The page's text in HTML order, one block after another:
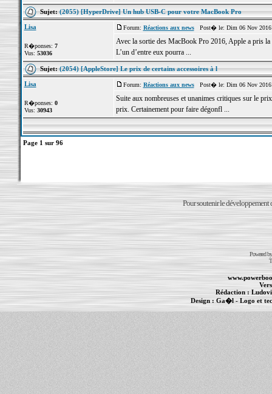
Sujet:(2055) [HyperDrive] Un hub USB-C pour votre MacBook Pro
Lisa
R�ponses: 7
Vus: 53036
Forum: Réactions aux newsPost� le: Dim 06 Nov
Avec la sortie des MacBook Pro 2016, Apple a pris
L’un d’entre eux pourra ...
Sujet:(2054) [AppleStore] Le prix de certains accessoires à l
Lisa
R�ponses: 0
Vus: 30943
Forum: Réactions aux newsPost� le: Dim 06 Nov
Suite aux nombreuses et unanimes critiques sur le
prix. Certainement pour faire dégonfl ...
Page 1 sur 96
Pour soutenir le développement
Powered
Rédaction :
Design : Ga�l- Logo et